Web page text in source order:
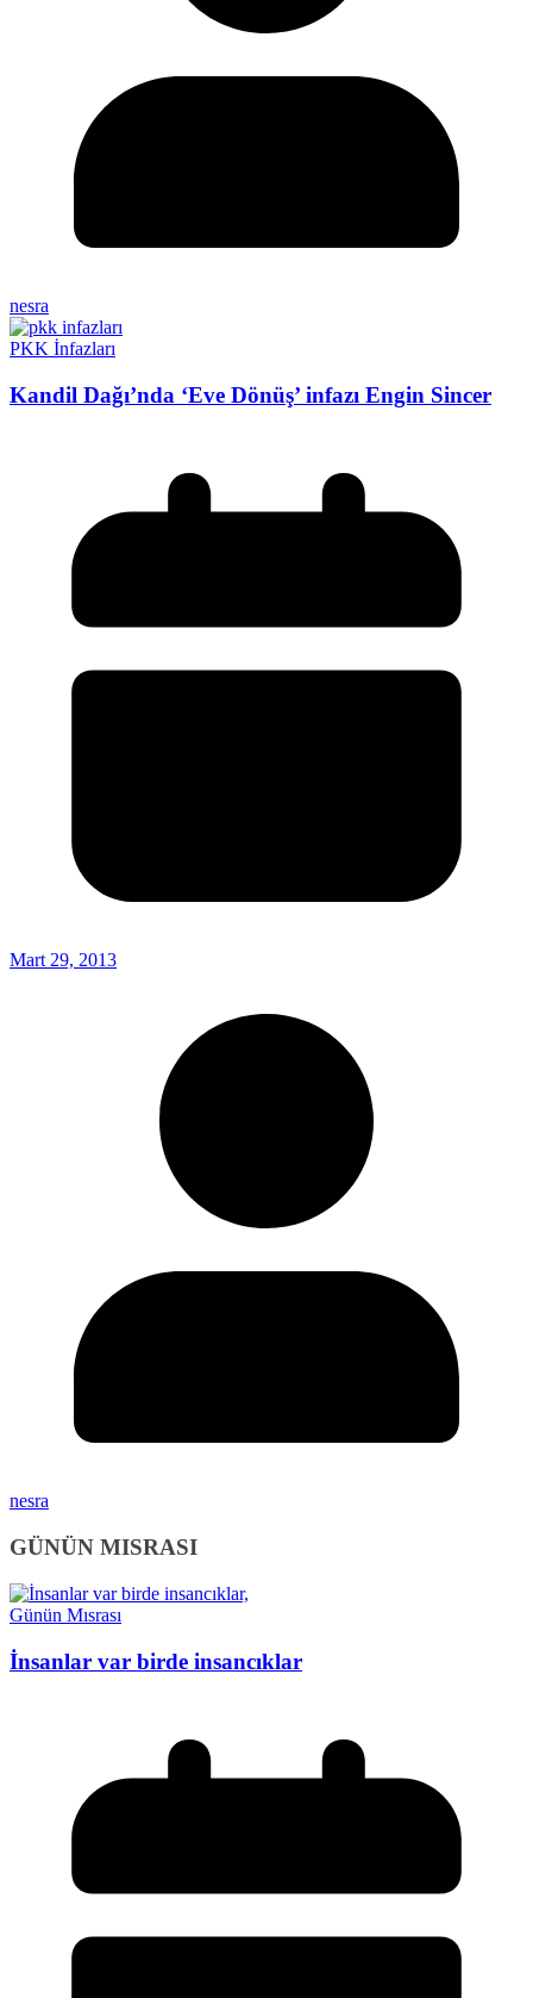
nesra
PKK İnfazları
Kandil Dağı’nda ‘Eve Dönüş’ infazı Engin Sincer
Mart 29, 2013
nesra
GÜNÜN MISRASI
Günün Mısrası
İnsanlar var birde insancıklar